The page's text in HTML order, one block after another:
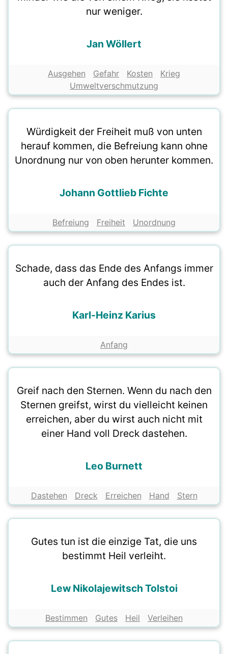
nur weniger.
Jan Wöllert
Ausgehen Gefahr Kosten
Krieg
Umweltverschmutzung
Würdigkeit der Freiheit muß von unten
herauf kommen, die Befreiung kann ohne
Unordnung nur von oben herunter kommen.
Johann Gottlieb Fichte
Befreiung Freiheit Unordnung
Schade, dass das Ende des Anfangs immer
auch der Anfang des Endes ist.
Karl-Heinz Karius
Anfang
Greif nach den Sternen. Wenn du nach den
Sternen greifst, wirst du vielleicht keinen
erreichen, aber du wirst auch nicht mit
einer Hand voll Dreck dastehen.
Leo Burnett
Dastehen Dreck Erreichen Hand Stern
Gutes tun ist die einzige Tat, die uns
bestimmt Heil verleiht.
Lew Nikolajewitsch Tolstoi
Bestimmen Gutes Heil Verleihen